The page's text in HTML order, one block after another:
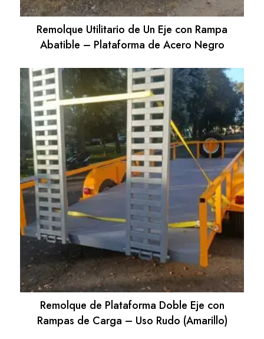
Remolque Utilitario de Un Eje con Rampa
Abatible – Plataforma de Acero Negro
Remolque de Plataforma Doble Eje con
Rampas de Carga – Uso Rudo (Amarillo)